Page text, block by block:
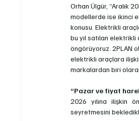
Orhan Ülgür, “Aralık
modellerde ise ikinci
konusu. Elektrikli
bu yıl satılan
öngörüyoruz. 2PLAN
elektrikli araçlara
markalardan biri
“Pazar ve fiyat
2026 yılına ilişkin
seyretmesini